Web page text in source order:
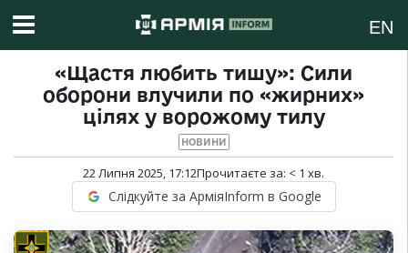
EN
«Щастя любить тишу»: Сили
оборони влучили по «жирних»
цілях у ворожому тилу
НОВИНИ
22 Липня 2025, 17:12Прочитаєте за: < 1 хв.
Слідкуйте за АрміяInform в Google